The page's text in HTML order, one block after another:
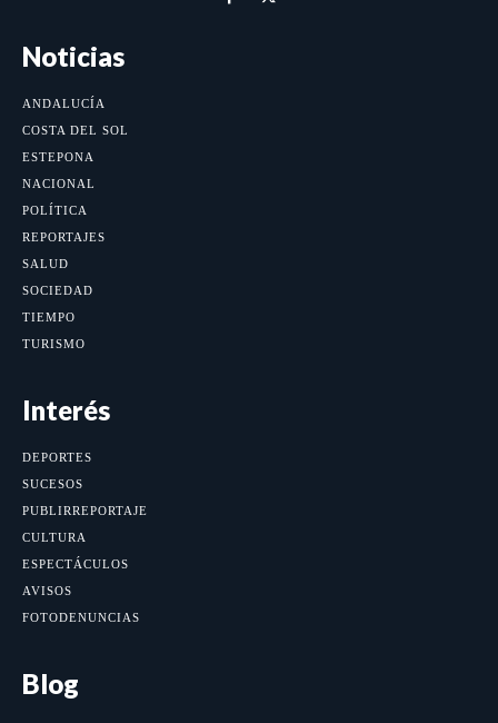
Noticias
ANDALUCÍA
COSTA DEL SOL
ESTEPONA
NACIONAL
POLÍTICA
REPORTAJES
SALUD
SOCIEDAD
TIEMPO
TURISMO
Interés
DEPORTES
SUCESOS
PUBLIRREPORTAJE
CULTURA
ESPECTÁCULOS
AVISOS
FOTODENUNCIAS
Blog